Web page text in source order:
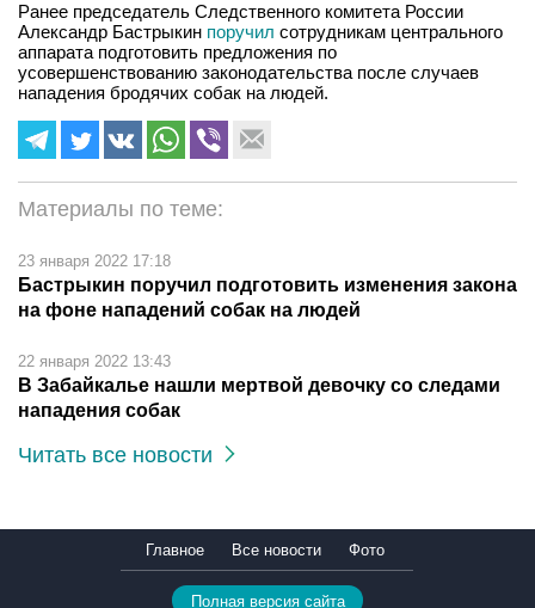
Ранее председатель Следственного комитета России
Александр Бастрыкин поручил сотрудникам центрального
аппарата подготовить предложения по
усовершенствованию законодательства после случаев
нападения бродячих собак на людей.
Материалы по теме:
23 января 2022 17:18
Бастрыкин поручил подготовить изменения закона
на фоне нападений собак на людей
22 января 2022 13:43
В Забайкалье нашли мертвой девочку со следами
нападения собак
Читать все новости
Главное Все новости Фото
Полная версия сайта